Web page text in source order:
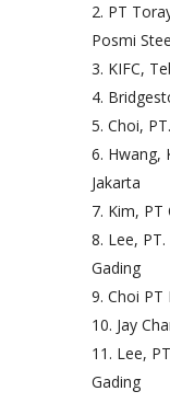
PT
Posmi
KIFC,
Choi,
Hwang,
Jakarta
Kim, PT
Lee,
Gading
Choi PT
Jay
Lee,
Gading